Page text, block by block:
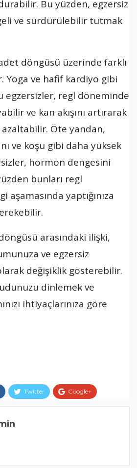
Bu yüzden, egzersiz
ve sürdürülebilir tutmak
döngüsü üzerinde farklı
Yoga ve hafif kardiyo gibi
egzersizler, regl döneminde
ve kan akışını artırarak
azaltabilir. Öte yandan,
ve koşu gibi daha yüksek
hormon dengesini
bunları regl
yaptığınıza
arasındaki ilişki,
ve egzersiz
değişiklik gösterebilir.
dinlemek ve
ihtiyaçlarınıza göre
Twitter Google+